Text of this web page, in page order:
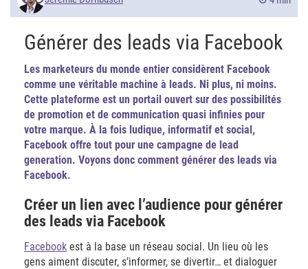
Générer des leads via Facebook
Les marketeurs du monde entier considèrent Facebook
comme une véritable machine à leads. Ni plus, ni moins.
Cette plateforme est un portail ouvert sur des possibilités
de promotion et de communication quasi infinies pour
votre marque. À la fois ludique, informatif et social,
Facebook offre tout pour une campagne de lead
generation. Voyons donc comment générer des leads via
Facebook.
Créer un lien avec l’audience pour générer
des leads via Facebook
Facebook est à la base un réseau social. Un lieu où les
gens aiment discuter, s’informer, se divertir… et dialoguer